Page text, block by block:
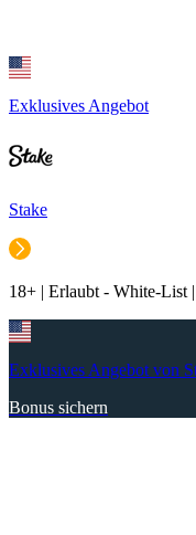
Exklusives Angebot
Stake
18+ | Erlaubt - White-List
Exklusives Angebot von
Bonus sichern